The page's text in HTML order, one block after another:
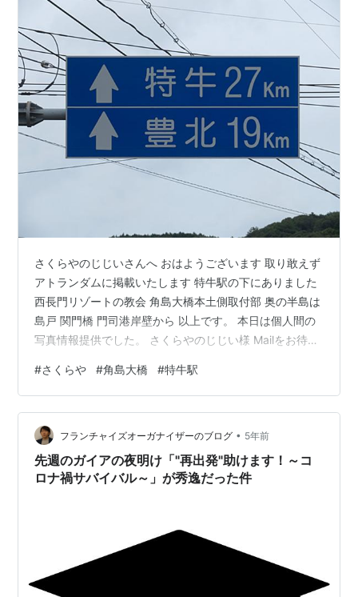
さくらやのじじいさんへ おはようございます 取り敢えず
アトランダムに掲載いたします 特牛駅の下にありました
西長門リゾートの教会 角島大橋本土側取付部 奥の半島は
島戸 関門橋 門司港岸壁から 以上です。 本日は個人間の
写真情報提供でした。 さくらやのじじい様 Mailをお待ち
時59分 起床午前6時15分 室温10度 湿度59％ 外気温度
5℃ 体感温度3℃
☆☆☆☆☆☆☆☆☆☆☆☆☆☆☆☆☆☆☆☆☆☆☆
私のブログにおいで頂きありがとうございます！ ブログ
記事5,000回UPを目指して書いています 南部鉄器の営業
販売からはリタイアしまし…
#さくらや #角島大橋 #特牛駅
フランチャイズオーガナイザーのブログ • 5年前
先週のガイアの夜明け「"再出発"助けます！～コ
ロナ禍サバイバル～」が秀逸だった件